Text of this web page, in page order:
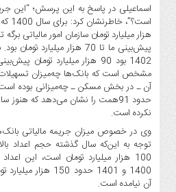
اسماعیلی در پاسخ به این پرسش؛ “این
هزار میلیارد تومان سازمان امور مالیاتی
1402 بود 90 هزار میلیارد
آن ـ در بخش مسکن ـ چه‌میزانی بوده
حدود 91همت را نشان می‌دهد که هنوز
نکرده است.
توجه به این‌که سال گذشته حجم اعداد
100 هزار میلیارد تومان است، این
1400 و 1401 حدود
آن نیامده است.